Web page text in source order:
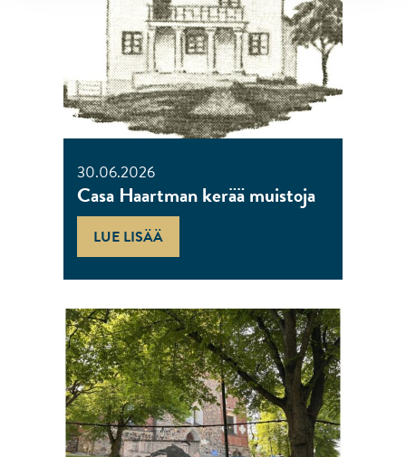
30.06.2026
Casa Haartman kerää muistoja
LUE LISÄÄ